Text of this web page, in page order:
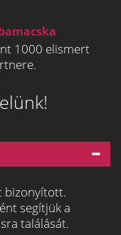
1000 elismert
bizonyított.
segítjük a
találását.